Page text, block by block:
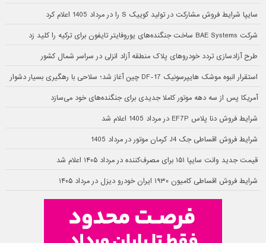
سایپا شرایط فروش مشارکت در تولید کوییک S را در مرداد 1405 اعلام کرد
شرکت BAE Systems ساخت جنگنده‌های یوروفایتر تایفون برای ترکیه را کلید زد
طرح آزادسازی تردد خودروهای پلاک منطقه آزاد انزلی در سراسر شمال کشور
استقرار انبوه موشک هایپرسونیک DF-17 چین آغاز شد؛ سلاحی با رهگیری بسیار دشوار
آمریکا پس از سه دهه موتور کاملا جدیدی برای جنگنده‌های خود می‌سازد
شرایط فروش دنا پلاس EF7P در مرداد 1405 اعلام شد
شرایط فروش اقساطی جک J4 کرمان موتور در مرداد 1405
قیمت جدید وانت سایپا ۱۵۱ برای مصرف‌کننده در مرداد ۱۴۰۵ اعلام شد
شرایط فروش اقساطی کامیون ۱۹۳۰ ایران خودرو دیزل در مرداد ۱۴۰۵